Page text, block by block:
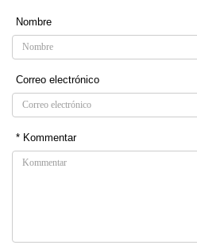
Nombre
Correo electrónico
* Kommentar